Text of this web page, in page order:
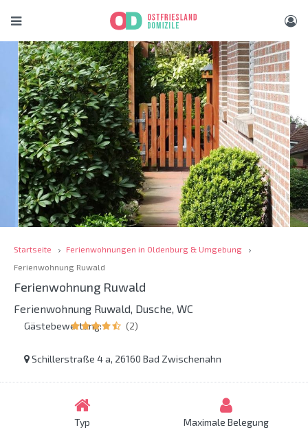
Startseite
Ferienwohnungen in Oldenburg & Umgebung
Ferienwohnung Ruwald
Ferienwohnung Ruwald
Ferienwohnung Ruwald, Dusche, WC
Gästebewertung: (2)
Schillerstraße 4 a, 26160 Bad Zwischenahn
Typ
Maximale Belegung